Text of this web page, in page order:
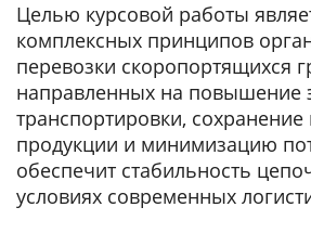
Целью курсовой работы
комплексных принципов
перевозки скоропортящихся
направленных на повышение
транспортировки, сохранение
продукции и минимизацию
обеспечит стабильность
условиях современных